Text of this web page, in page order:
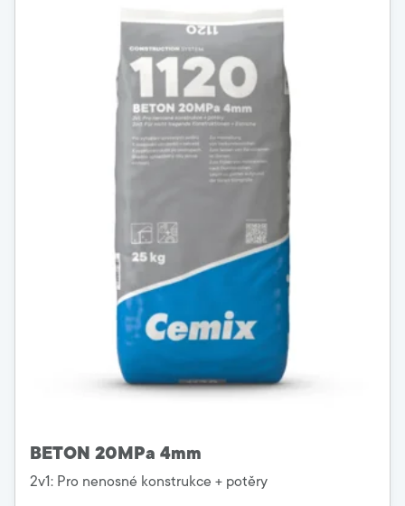
BETON 20MPa 4mm
2v1: Pro nenosné konstrukce + potěry